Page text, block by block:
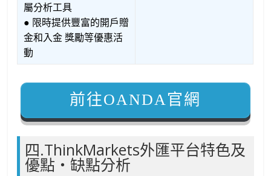
屬分析工具
● 限時提供豐富的開戶贈
金和入金 獎勵等優惠活
動
前往OANDA官網
四.ThinkMarkets外匯平台特色及
優點・缺點分析